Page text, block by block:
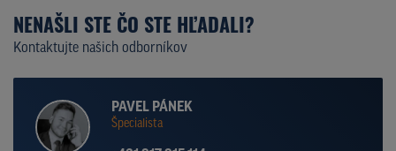
NENAŠLI STE ČO STE HĽADALI?
Kontaktujte našich odborníkov
PAVEL PÁNEK
Špecialista